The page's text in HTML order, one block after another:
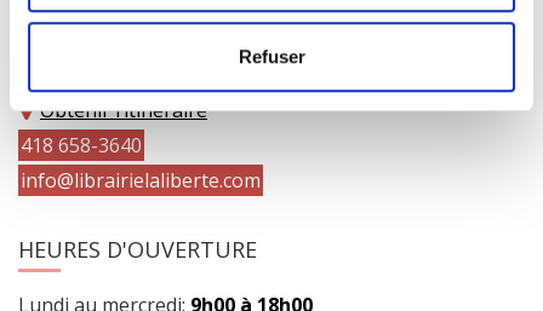
Refuser
COORDONNÉES
1073 route de l'Église, Québec, QC G1V 3W2
Obtenir l’itinéraire
418 658-3640
info@librairielaliberte.com
HEURES D'OUVERTURE
Lundi au mercredi: 9h00 à 18h00